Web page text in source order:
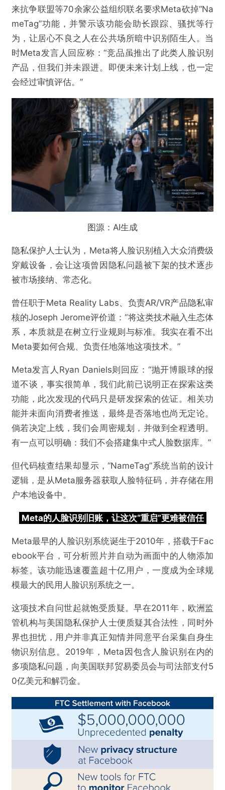
@VR陀螺
数百万手机已被植入“暗码”，Meta AI眼镜正在
试探隐私红线
不实信息 违法犯罪 其他
提交
来抗争联盟等70余家公益组织联名要求Meta砍掉“Na
meTag”功能，并警示该功能会助长跟踪、骚扰等行
为，让居心不良之人在公共场所暗中识别陌生人。当
时Meta发言人回应称：“竞品虽推出了此类人脸识别
产品，但我们并未跟进。即便未来计划上线，也一定
会经过审慎评估。”
图源：AI生成
隐私保护人士认为，Meta将人脸识别植入大众消费级
穿戴设备，会让这项曾因隐私问题被下架的技术逐步
被市场接纳、常态化。
曾任职于Meta Reality Labs、负责AR/VR产品隐私审
核的Joseph Jerome评价道：“将这类技术融入生态体
系，本质就是在树立行业规则与标准。我实在看不出
Meta要如何合规、负责任地落地这项技术。”
Meta发言人Ryan Daniels则回应：“抛开博眼球的报
道不谈，事实很简单，我们此前已说明正在探索这类
功能，此次发现的代码只是研发探索的佐证。相关功
能并未面向消费者推送，最终是否落地也尚无定论。
倘若决定上线，我们会周密规划，并做到全程透明。
有一点可以明确：我们不会搭建集中式人脸数据库。”
但代码核查结果却显示，“NameTag”系统当前的设计
逻辑，是从Meta服务器获取人脸特征码，并存储在用
户本地设备中。
Meta的人脸识别旧账，让这次“重启”更难被信任
Meta最早的人脸识别系统诞生于2010年，搭载于Fac
ebook平台，可分析照片并自动为画面中的人物添加
标签。该功能迅速覆盖超十亿用户，一度成为全球规
模最大的民用人脸识别系统之一。
这项技术自问世起就饱受质疑。早在2011年，欧洲监
管机构与美国隐私保护人士便质疑其合法性，同时外
界也担忧，用户并非真正知情并同意平台采集自身生
物识别信息。2019年，Meta因包含人脸识别在内的
多项隐私问题，向美国联邦贸易委员会与司法部支付5
0亿美元和解罚金。